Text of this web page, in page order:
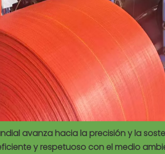
avanza hacia la precisión y la
y respetuoso con el medio